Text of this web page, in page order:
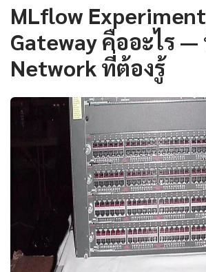
MLflow
Gateway คืออะไร
Network ที่ต้องรู้